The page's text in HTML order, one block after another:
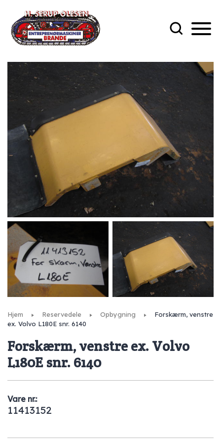
Hjem Reservedele Opbygning
Forskærm, venstre
ex. Volvo L180E snr. 6140
Forskærm, venstre ex. Volvo
L180E snr. 6140
Vare nr.:
11413152